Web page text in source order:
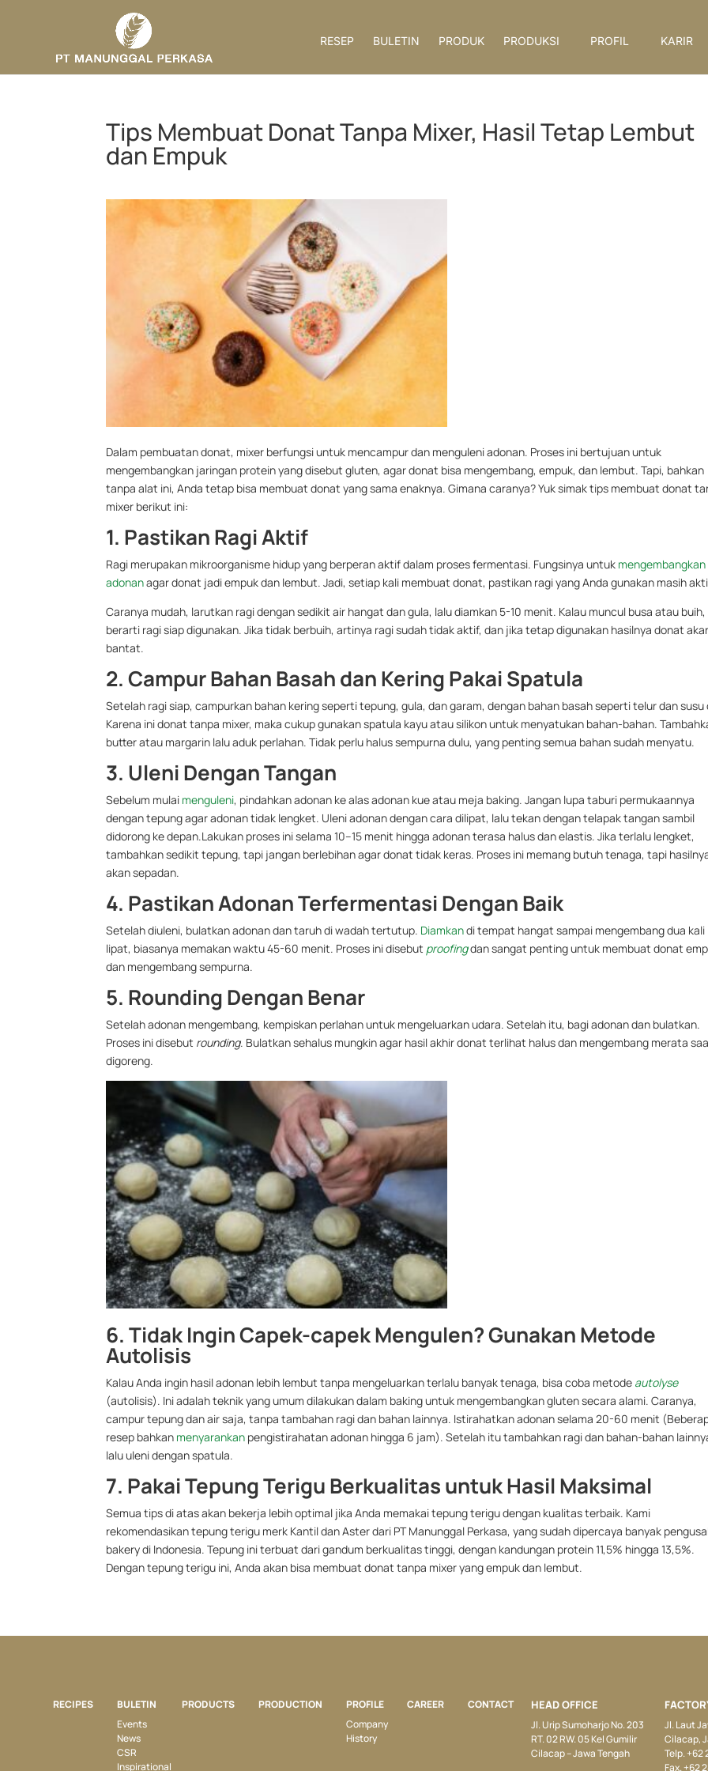
RESEP BULETIN PRODUK PRODUKSI PROFIL KARIR
Tips Membuat Donat Tanpa Mixer, Hasil Tetap Lembut
dan Empuk
Dalam pembuatan donat, mixer berfungsi untuk mencampur dan menguleni adonan. Proses ini bertujuan untuk
mengembangkan jaringan protein yang disebut gluten, agar donat bisa mengembang, empuk, dan lembut. Tapi, bahkan
tanpa alat ini, Anda tetap bisa membuat donat yang sama enaknya. Gimana caranya? Yuk simak tips membuat donat
mixer berikut ini:
1. Pastikan Ragi Aktif
Ragi merupakan mikroorganisme hidup yang berperan aktif dalam proses fermentasi. Fungsinya untuk mengembangkan
adonanagar donat jadi empuk dan lembut. Jadi, setiap kali membuat donat, pastikan ragi yang Anda gunakan masih
Caranya mudah, larutkan ragi dengan sedikit air hangat dan gula, lalu diamkan 5-10 menit. Kalau muncul busa atau buih,
berarti ragi siap digunakan. Jika tidak berbuih, artinya ragi sudah tidak aktif, dan jika tetap digunakan hasilnya donat
bantat.
2. Campur Bahan Basah dan Kering Pakai Spatula
Setelah ragi siap, campurkan bahan kering seperti tepung, gula, dan garam, dengan bahan basah seperti telur dan susu
Karena ini donat tanpa mixer, maka cukup gunakan spatula kayu atau silikon untuk menyatukan bahan-bahan.
butter atau margarin lalu aduk perlahan. Tidak perlu halus sempurna dulu, yang penting semua bahan sudah menyatu.
3. Uleni Dengan Tangan
Sebelum mulai menguleni, pindahkan adonan ke alas adonan kue atau meja baking. Jangan lupa taburi permukaannya
dengan tepung agar adonan tidak lengket. Uleni adonan dengan cara dilipat, lalu tekan dengan telapak tangan sambil
didorong ke depan.Lakukan proses ini selama 10–15 menit hingga adonan terasa halus dan elastis. Jika terlalu lengket,
tambahkan sedikit tepung, tapi jangan berlebihan agar donat tidak keras. Proses ini memang butuh tenaga, tapi
akan sepadan.
4. Pastikan Adonan Terfermentasi Dengan Baik
Setelah diuleni, bulatkan adonan dan taruh di wadah tertutup. Diamkandi tempat hangat sampai mengembang dua kali
lipat, biasanya memakan waktu 45-60 menit. Proses ini disebut proofingdan sangat penting untuk membuat donat
dan mengembang sempurna.
5. Rounding Dengan Benar
Setelah adonan mengembang, kempiskan perlahan untuk mengeluarkan udara. Setelah itu, bagi adonan dan bulatkan.
Proses ini disebut rounding. Bulatkan sehalus mungkin agar hasil akhir donat terlihat halus dan mengembang merata
digoreng.
6. Tidak Ingin Capek-capek Mengulen? Gunakan Metode
Autolisis
Kalau Anda ingin hasil adonan lebih lembut tanpa mengeluarkan terlalu banyak tenaga, bisa coba metode autolyse
(autolisis). Ini adalah teknik yang umum dilakukan dalam baking untuk mengembangkan gluten secara alami. Caranya,
campur tepung dan air saja, tanpa tambahan ragi dan bahan lainnya. Istirahatkan adonan selama 20-60 menit
resep bahkan menyarankan pengistirahatan adonan hingga 6 jam). Setelah itu tambahkan ragi dan bahan-bahan
lalu uleni dengan spatula.
7. Pakai Tepung Terigu Berkualitas untuk Hasil Maksimal
Semua tips di atas akan bekerja lebih optimal jika Anda memakai tepung terigu dengan kualitas terbaik. Kami
rekomendasikan tepung terigu merk Kantil dan Aster dari PT Manunggal Perkasa, yang sudah dipercaya banyak
bakery di Indonesia. Tepung ini terbuat dari gandum berkualitas tinggi, dengan kandungan protein 11,5% hingga 13,5%.
Dengan tepung terigu ini, Anda akan bisa membuat donat tanpa mixer yang empuk dan lembut.
RECIPES
BULETIN
Events
News
CSR
Inspirational
PRODUCTS PRODUCTION
PROFILE
Company
History
CAREER CONTACT HEAD OFFICE
Jl. Urip Sumoharjo No. 203
RT. 02 RW. 05 Kel Gumilir
Cilacap – Jawa Tengah
Jl. Laut
Cilacap,
Telp. +62
Fax. +62